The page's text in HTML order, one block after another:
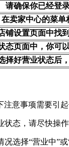
请确保你已经登
在卖家中心的菜单
铺设置页面中找
态页面中，你可
择好营业状态后
注意事项需要引起
状态，请尽快操
况选择“营业中”